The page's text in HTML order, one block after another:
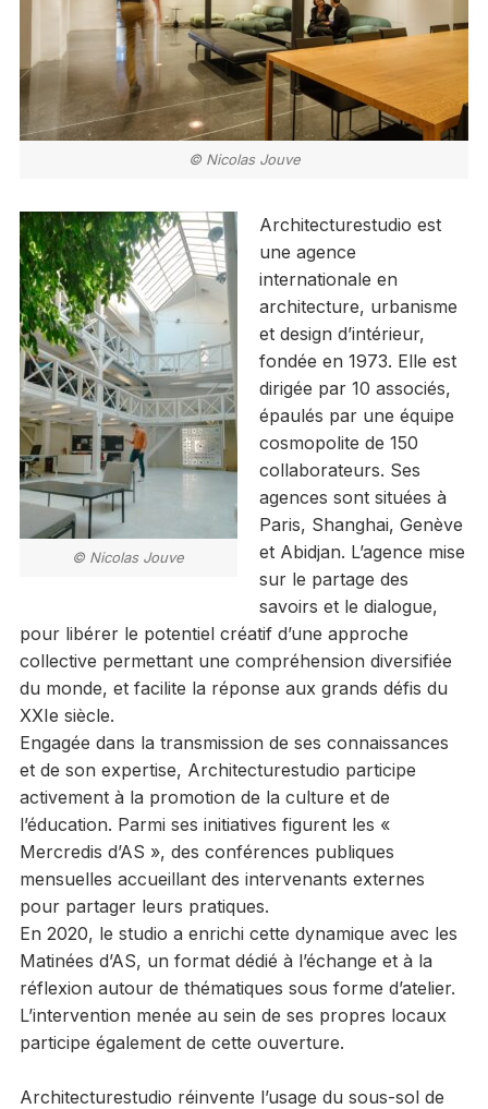
© Nicolas Jouve
© Nicolas Jouve
Architecturestudio est
une agence
internationale en
architecture, urbanisme
et design d’intérieur,
fondée en 1973. Elle est
dirigée par 10 associés,
épaulés par une équipe
cosmopolite de 150
collaborateurs. Ses
agences sont situées à
Paris, Shanghai, Genève
et Abidjan. L’agence mise
sur le partage des
savoirs et le dialogue,
pour libérer le potentiel créatif d’une approche
collective permettant une compréhension diversifiée
du monde, et facilite la réponse aux grands défis du
XXIe siècle.
Engagée dans la transmission de ses connaissances
et de son expertise, Architecturestudio participe
activement à la promotion de la culture et de
l’éducation. Parmi ses initiatives figurent les «
Mercredis d’AS », des conférences publiques
mensuelles accueillant des intervenants externes
pour partager leurs pratiques.
En 2020, le studio a enrichi cette dynamique avec les
Matinées d’AS, un format dédié à l’échange et à la
réflexion autour de thématiques sous forme d’atelier.
L’intervention menée au sein de ses propres locaux
participe également de cette ouverture.
Architecturestudio réinvente l’usage du sous-sol de